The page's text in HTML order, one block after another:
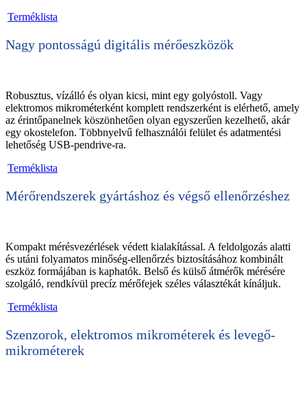
Terméklista
Nagy pontosságú digitális mérőeszközök
Robusztus, vízálló és olyan kicsi, mint egy golyóstoll. Vagy
elektromos mikrométerként komplett rendszerként is elérhető, amely
az érintőpanelnek köszönhetően olyan egyszerűen kezelhető, akár
egy okostelefon. Többnyelvű felhasználói felület és adatmentési
lehetőség USB-pendrive-ra.
Terméklista
Mérőrendszerek gyártáshoz és végső ellenőrzéshez
Kompakt mérésvezérlések védett kialakítással. A feldolgozás alatti
és utáni folyamatos minőség-ellenőrzés biztosításához kombinált
eszköz formájában is kaphatók. Belső és külső átmérők mérésére
szolgáló, rendkívül precíz mérőfejek széles választékát kínáljuk.
Terméklista
Szenzorok, elektromos mikrométerek és levegő-
mikrométerek